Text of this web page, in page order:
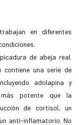
en diferentes
de abeja real.
contiene una serie de
adolapina y
potente que la
de cortisol, un
anti-inflamatorio. No